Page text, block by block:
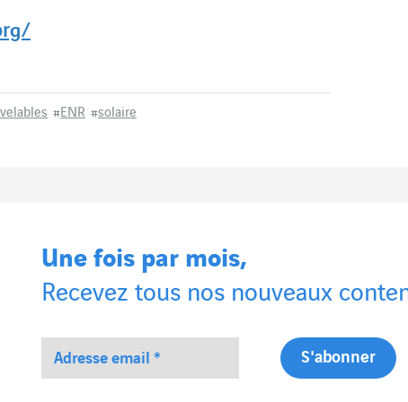
#ENR #solaire
Une fois par mois,
Recevez tous nos nouveaux